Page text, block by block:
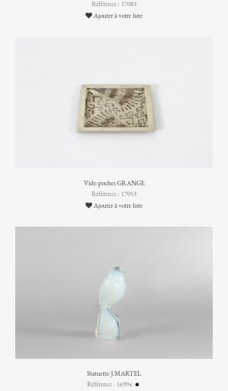
Référence : 17083
Ajouter à votre liste
Vide-poches GRANGE
Référence : 17053
Ajouter à votre liste
Statuette J.MARTEL
Référence : 16994